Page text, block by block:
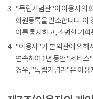
3 "독립기념관"이 이용자의
회원등록을 말소합니다. 이
이를 통지하고, 소명할 기회
4
"이용자"가 본 약관에 의해
연속하여 1년 동안 "서비스
경우, "독립기념관"은 이용